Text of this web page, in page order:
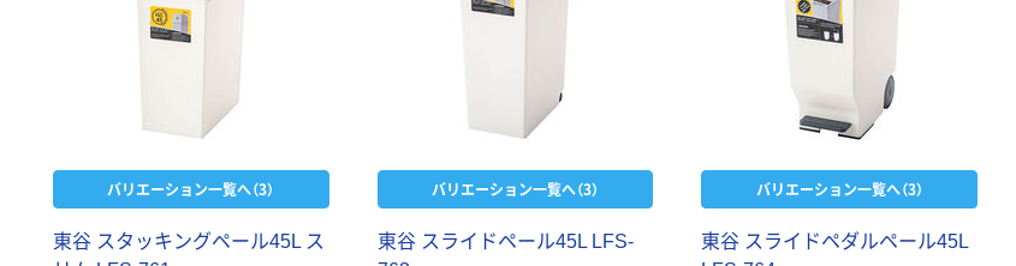
バリエーション一覧へ（3）
東谷 スタッキングペール45L ス
バリエーション一覧へ（3）
東谷 スライドペール45L LFS-
バリエーション一覧へ（3）
東谷 スライドペダルペール45L
ファーストレイ
ウダーフリー）
オリジナル
アスクル 検査用
ディスポパンツ
本気プライス
ティッシュペー
パー ボックス
150組 5箱入 ア
スクル スマート
ビッド PEFC認
証
￥328~
本気プライス
ペーパータオル
中判 再生紙